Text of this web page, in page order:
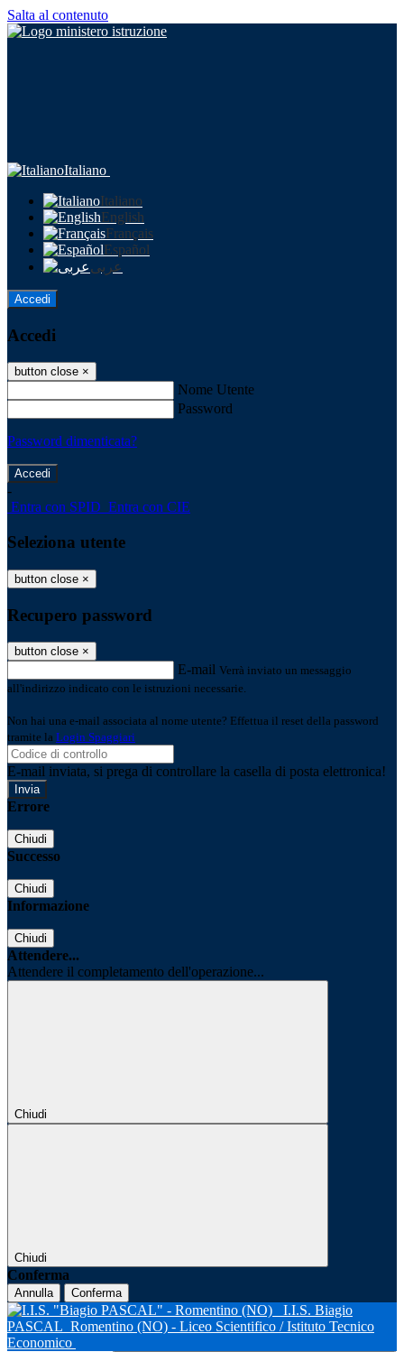
Salta al contenuto
Italiano
Italiano
English
Français
Español
عربى
Accedi
Accedi
button close ×
Nome Utente
Password
Password dimenticata?
-
Entra con SPID Entra con CIE
Seleziona utente
button close ×
Recupero password
button close ×
E-mail Verrà inviato un messaggio
all'indirizzo indicato con le istruzioni necessarie.
Non hai una e-mail associata al nome utente? Effettua il reset della password
tramite la Login Spaggiari
E-mail inviata, si prega di controllare la casella di posta elettronica!
Errore
Chiudi
Successo
Chiudi
Informazione
Chiudi
Attendere...
Attendere il completamento dell'operazione...
Chiudi
Chiudi
Conferma
Annulla Conferma
I.I.S. Biagio
PASCAL Romentino (NO) - Liceo Scientifico / Istituto Tecnico
Economico